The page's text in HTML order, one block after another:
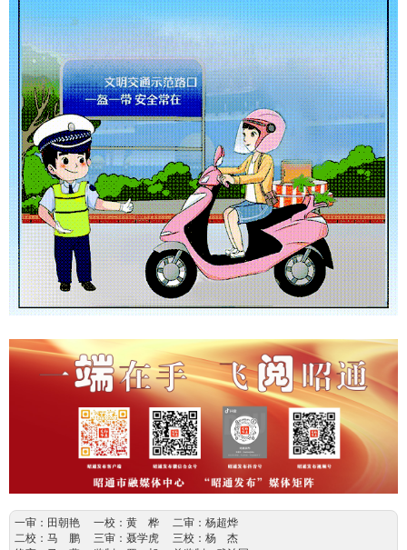
一审：田朝艳 一校：黄 桦 二审：杨超烨
二校：马 鹏 三审：聂学虎 三校：杨 杰